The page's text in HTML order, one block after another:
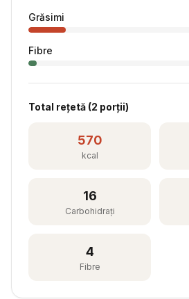
Grăsimi
Fibre
Total rețetă (2 porții)
570
kcal
16
Carbohidrați
4
Fibre